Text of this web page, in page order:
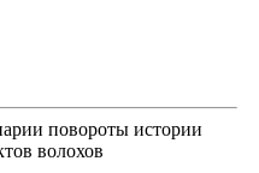
повороты истории
волохов